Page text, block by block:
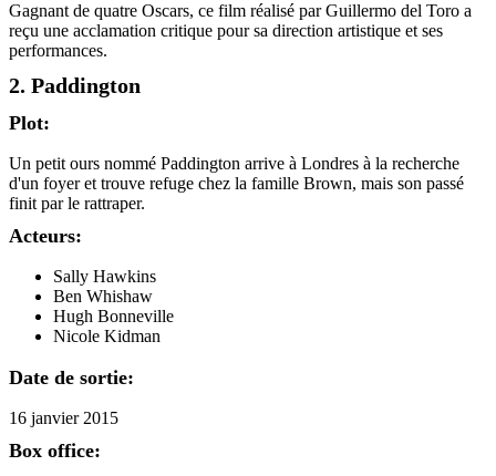
Gagnant de quatre Oscars, ce film réalisé par Guillermo del Toro a
reçu une acclamation critique pour sa direction artistique et ses
performances.
2. Paddington
Plot:
Un petit ours nommé Paddington arrive à Londres à la recherche
d'un foyer et trouve refuge chez la famille Brown, mais son passé
finit par le rattraper.
Acteurs:
Sally Hawkins
Ben Whishaw
Hugh Bonneville
Nicole Kidman
Date de sortie:
16 janvier 2015
Box office: